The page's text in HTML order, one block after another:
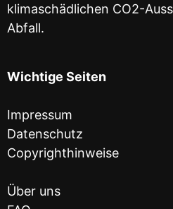
klimaschädlichen CO2-
Abfall.
Wichtige Seiten
Impressum
Datenschutz
Copyrighthinweise
Über uns